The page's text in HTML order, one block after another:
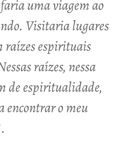
uma viagem ao
Visitaria lugares
raízes espirituais
raízes, nessa
de espiritualidade,
encontrar o meu
.